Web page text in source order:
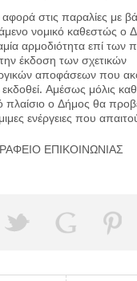
αφορά στις παραλίες με
νομικό καθεστώς ο
αρμοδιότητα επί των
την έκδοση των σχετικών
αποφάσεων που
Αμέσως μόλις
πλαίσιο ο Δήμος θα
ενέργειες που
ΕΠΙΚΟΙΝΩΝΙΑΣ